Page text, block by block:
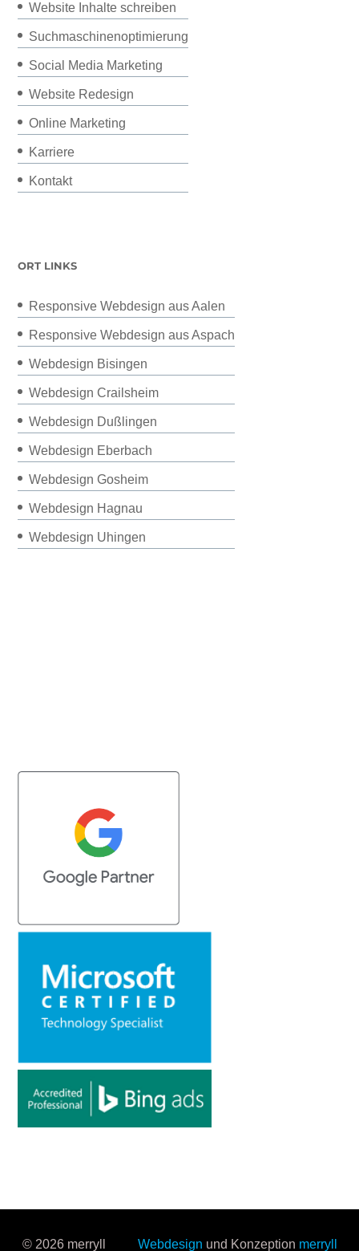
Website Inhalte schreiben
Suchmaschinenoptimierung
Social Media Marketing
Website Redesign
Online Marketing
Karriere
Kontakt
ORT LINKS
Responsive Webdesign aus Aalen
Responsive Webdesign aus Aspach
Webdesign Bisingen
Webdesign Crailsheim
Webdesign Dußlingen
Webdesign Eberbach
Webdesign Gosheim
Webdesign Hagnau
Webdesign Uhingen
© 2026 merryll Webdesign und Konzeption merryll